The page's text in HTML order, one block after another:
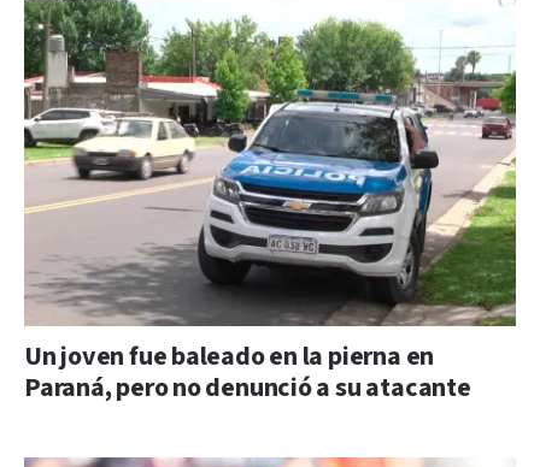
Un joven fue baleado en la pierna en
Paraná, pero no denunció a su atacante